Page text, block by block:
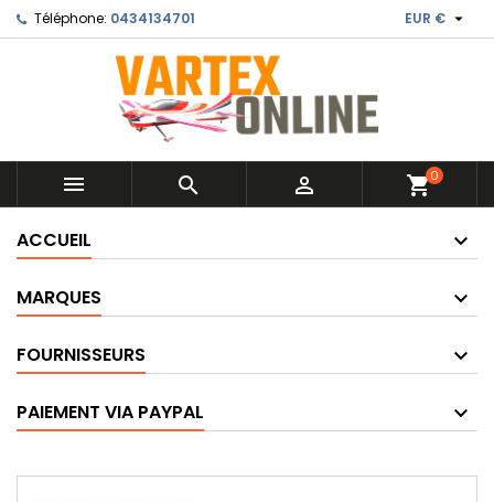
Téléphone: 0434134701 EUR € 
   shopping_cart0
ACCUEIL
MARQUES
FOURNISSEURS
PAIEMENT VIA PAYPAL